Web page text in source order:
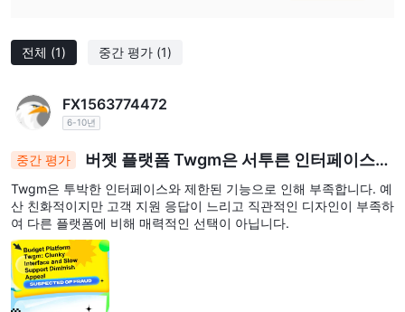
전체 (1) 중간 평가 (1)
FX1563774472
6-10년
중간 평가
버젯 플랫폼 Twgm은 서투른 인터페이스와
느린 지원으로 망가져 있습니다.
Twgm은 투박한 인터페이스와 제한된 기능으로 인해 부족합니다. 예
산 친화적이지만 고객 지원 응답이 느리고 직관적인 디자인이 부족하
여 다른 플랫폼에 비해 매력적인 선택이 아닙니다.